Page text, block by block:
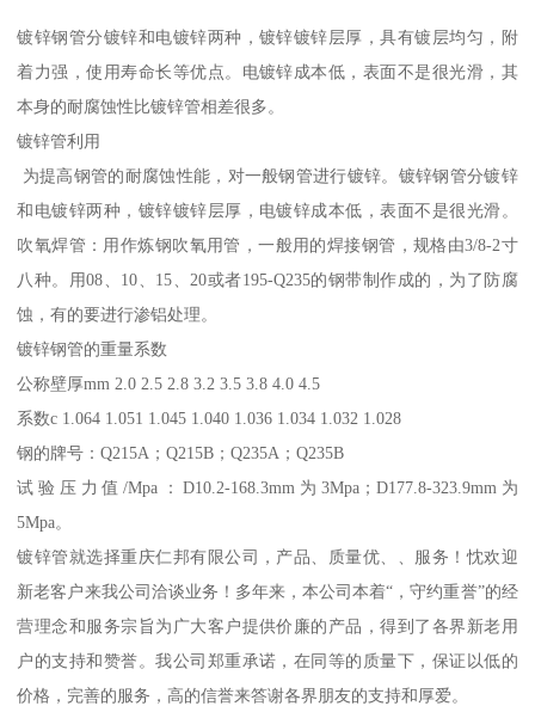
镀锌钢管分镀锌和电镀锌两种，镀锌镀锌层厚，具有镀层均匀，附
着力强，使用寿命长等优点。电镀锌成本低，表面不是很光滑，其
本身的耐腐蚀性比镀锌管相差很多。
镀锌管利用
为提高钢管的耐腐蚀性能，对一般钢管进行镀锌。镀锌钢管分镀锌
和电镀锌两种，镀锌镀锌层厚，电镀锌成本低，表面不是很光滑。
吹氧焊管：用作炼钢吹氧用管，一般用的焊接钢管，规格由3/8-2寸
八种。用08、10、15、20或者195-Q235的钢带制作成的，为了防腐
蚀，有的要进行渗铝处理。
镀锌钢管的重量系数
公称壁厚mm 2.0 2.5 2.8 3.2 3.5 3.8 4.0 4.5
系数c 1.064 1.051 1.045 1.040 1.036 1.034 1.032 1.028
钢的牌号：Q215A；Q215B；Q235A；Q235B
试验压力值/Mpa：D10.2-168.3mm为3Mpa；D177.8-323.9mm为
5Mpa。
镀锌管就选择重庆仁邦有限公司，产品、质量优、、服务！忱欢迎
新老客户来我公司洽谈业务！多年来，本公司本着“，守约重誉”的经
营理念和服务宗旨为广大客户提供价廉的产品，得到了各界新老用
户的支持和赞誉。我公司郑重承诺，在同等的质量下，保证以低的
价格，完善的服务，高的信誉来答谢各界朋友的支持和厚爱。